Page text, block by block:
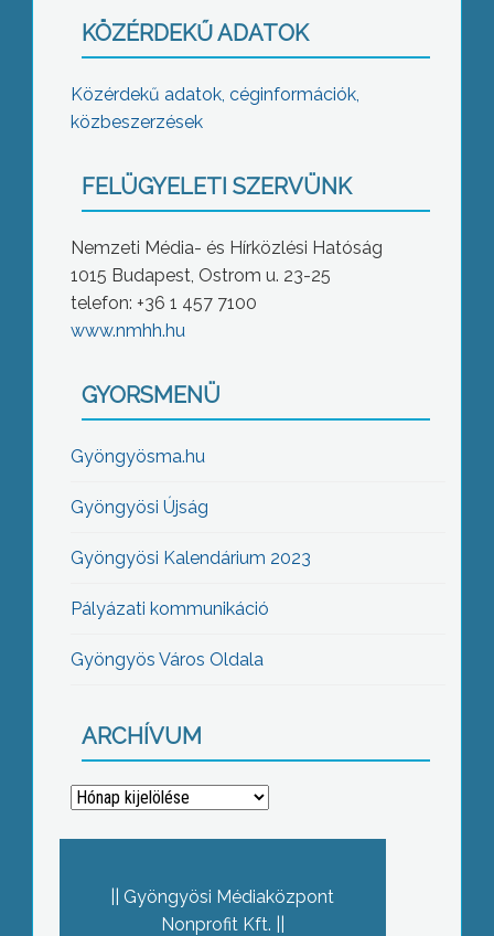
KÖZÉRDEKŰ ADATOK
Közérdekű adatok, céginformációk,
közbeszerzések
FELÜGYELETI SZERVÜNK
Nemzeti Média- és Hírközlési Hatóság
1015 Budapest, Ostrom u. 23-25
telefon: +36 1 457 7100
www.nmhh.hu
GYORSMENÜ
Gyöngyösma.hu
Gyöngyösi Újság
Gyöngyösi Kalendárium 2023
Pályázati kommunikáció
Gyöngyös Város Oldala
ARCHÍVUM
Archívum
Gyöngyösi Médiaközpont
Nonprofit Kft.